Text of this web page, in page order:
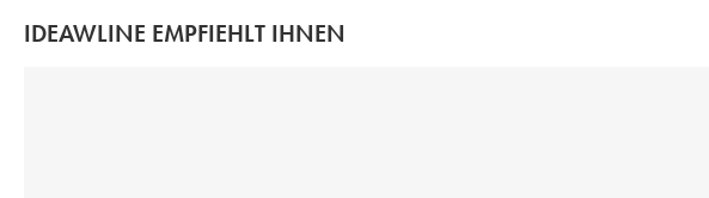
IDEAWLINE EMPFIEHLT IHNEN